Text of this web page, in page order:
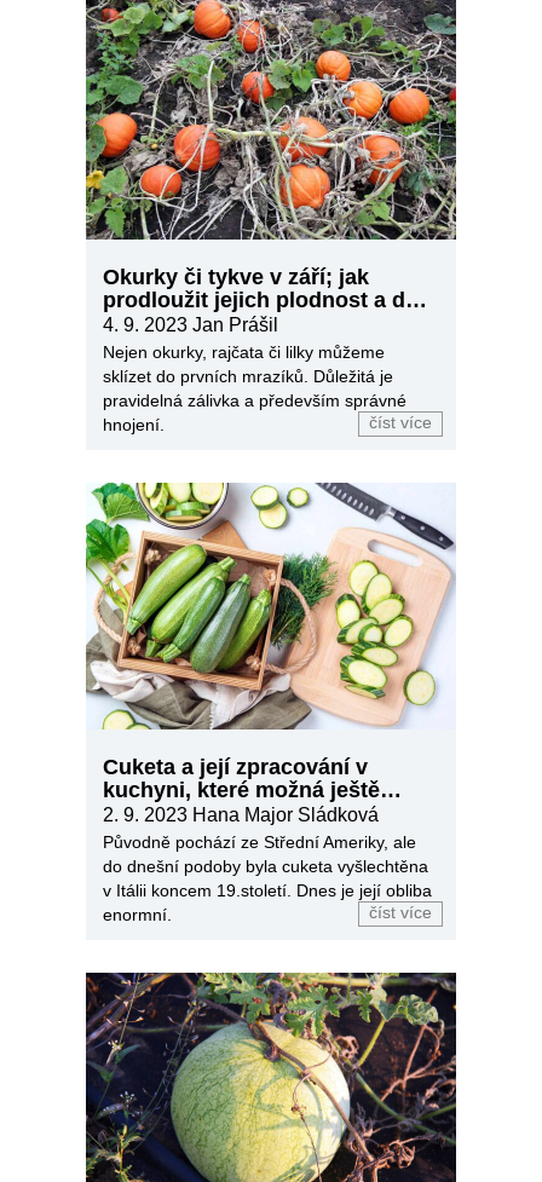
Okurky či tykve v září; jak
prodloužit jejich plodnost a dál
sklízet?
4. 9. 2023 Jan Prášil
Nejen okurky, rajčata či lilky můžeme
sklízet do prvních mrazíků. Důležitá je
pravidelná zálivka a především správné
hnojení.
číst více
Cuketa a její zpracování v
kuchyni, které možná ještě
neznáte
2. 9. 2023 Hana Major Sládková
Původně pochází ze Střední Ameriky, ale
do dnešní podoby byla cuketa vyšlechtěna
v Itálii koncem 19.století. Dnes je její obliba
enormní.
číst více